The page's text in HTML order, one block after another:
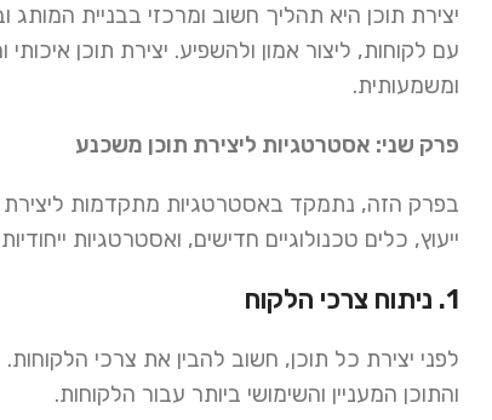
יצירת תוכן היא תהליך חשוב ומרכזי בבניית
עם לקוחות, ליצור אמון ולהשפיע. יצירת תוכן
ומשמעותית.
פרק שני: אסטרטגיות ליצירת תוכן משכנע
בפרק הזה, נתמקד באסטרטגיות מתקדמות
ייעוץ, כלים טכנולוגיים חדישים, ואסטרטגיות
1. ניתוח צרכי הלקוח
לפני יצירת כל תוכן, חשוב להבין את צרכי
והתוכן המעניין והשימושי ביותר עבור הלקוחות.